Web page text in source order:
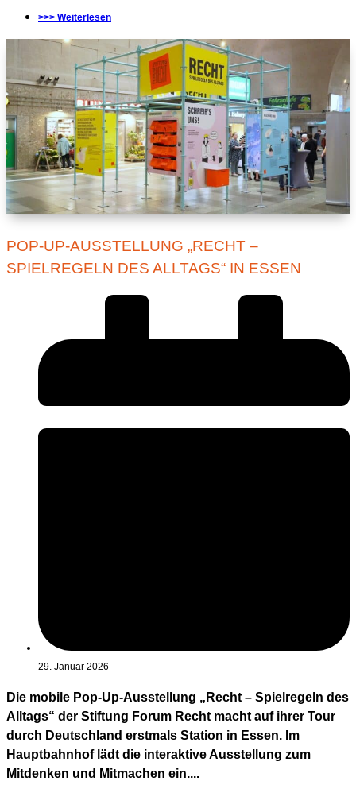
>>> Weiterlesen
POP-UP-AUSSTELLUNG „RECHT –
SPIELREGELN DES ALLTAGS“ IN ESSEN
29. Januar 2026
Die mobile Pop-Up-Ausstellung „Recht – Spielregeln des
Alltags“ der Stiftung Forum Recht macht auf ihrer Tour
durch Deutschland erstmals Station in Essen. Im
Hauptbahnhof lädt die interaktive Ausstellung zum
Mitdenken und Mitmachen ein....